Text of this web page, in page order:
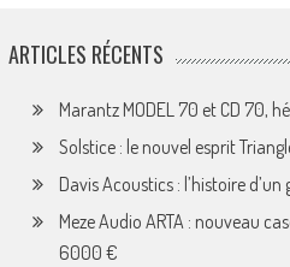
ARTICLES RÉCENTS
Marantz MODEL 70 et CD 70,
Solstice : le nouvel esprit
Davis Acoustics : l’histoire
Meze Audio ARTA : nouveau
6000 €